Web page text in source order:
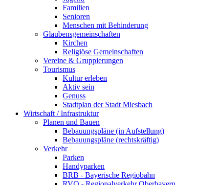
Familien
Senioren
Menschen mit Behinderung
Glaubensgemeinschaften
Kirchen
Religiöse Gemeinschaften
Vereine & Gruppierungen
Tourismus
Kultur erleben
Aktiv sein
Genuss
Stadtplan der Stadt Miesbach
Wirtschaft / Infrastruktur
Planen und Bauen
Bebauungspläne (in Aufstellung)
Bebauungspläne (rechtskräftig)
Verkehr
Parken
Handyparken
BRB - Bayerische Regiobahn